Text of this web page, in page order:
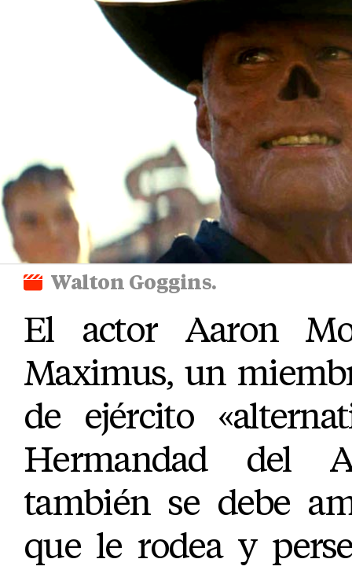
Walton Goggins.
El actor Aaron
Maximus, un
de ejército
Hermandad del
también se debe
que le rodea y